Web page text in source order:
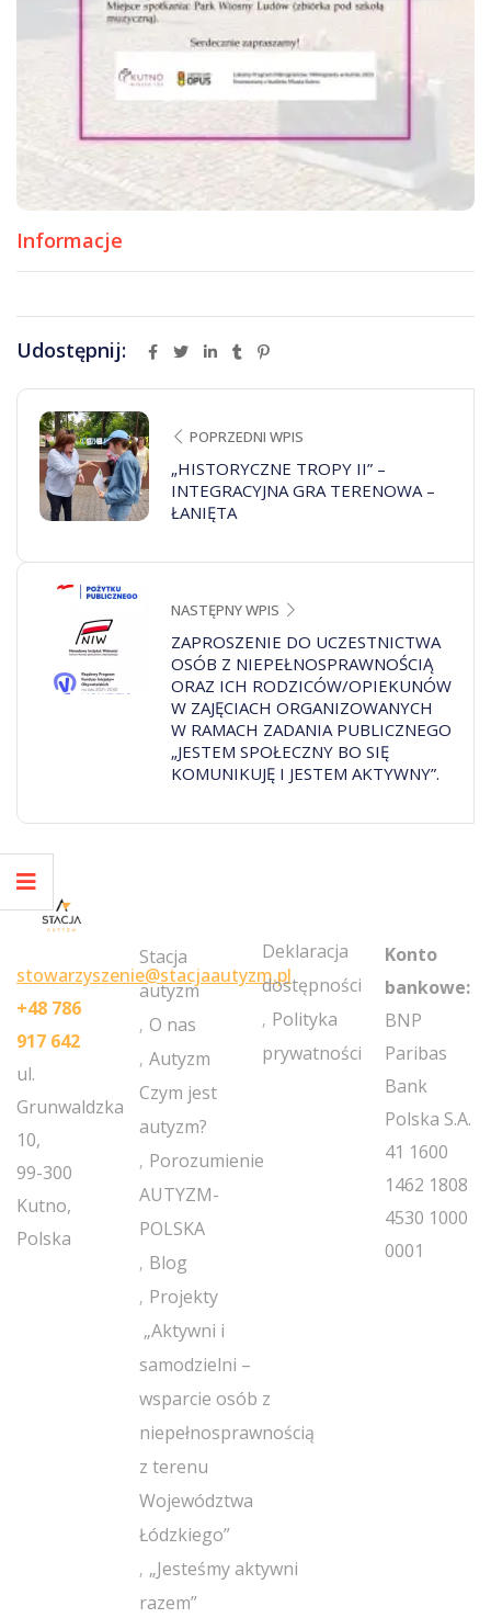
Informacje
Udostępnij:
POPRZEDNI WPIS
„HISTORYCZNE TROPY II” –
INTEGRACYJNA GRA TERENOWA –
ŁANIĘTA
NASTĘPNY WPIS
ZAPROSZENIE DO UCZESTNICTWA
OSÓB Z NIEPEŁNOSPRAWNOŚCIĄ
ORAZ ICH RODZICÓW/OPIEKUNÓW
W ZAJĘCIACH ORGANIZOWANYCH
W RAMACH ZADANIA PUBLICZNEGO
„JESTEM SPOŁECZNY BO SIĘ
KOMUNIKUJĘ I JESTEM AKTYWNY”.
stowarzyszenie@stacjaautyzm.pl
+48 786
917 642
ul.
Grunwaldzka
10,
99-300
Kutno,
Polska
Stacja
autyzm
O nas
Autyzm
Czym jest
autyzm?
Porozumienie
AUTYZM-
POLSKA
Blog
Projekty
„Aktywni i
samodzielni –
wsparcie osób z
niepełnosprawnością
z terenu
Województwa
Łódzkiego”
„Jesteśmy aktywni
razem”
Deklaracja
dostępności
Polityka
prywatności
Konto
bankowe:
BNP
Paribas
Bank
Polska S.A.
41 1600
1462 1808
4530 1000
0001